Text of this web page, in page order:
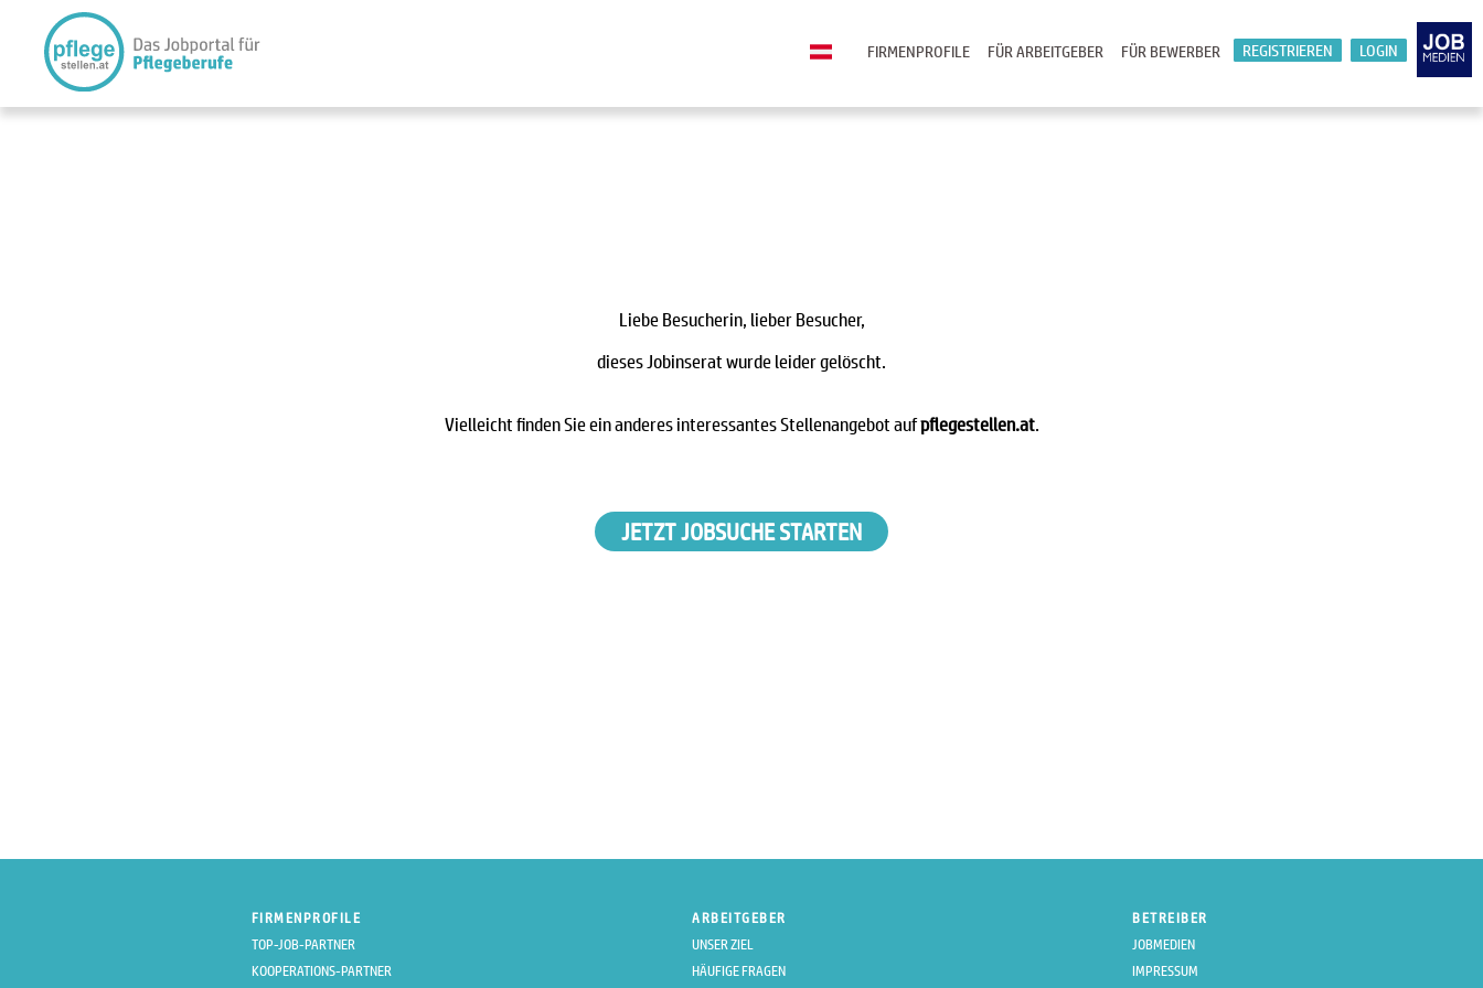
LOGIN
REGISTRIEREN
FÜR BEWERBER
FÜR ARBEITGEBER
FIRMENPROFILE
Liebe Besucherin, lieber Besucher,
dieses Jobinserat wurde leider gelöscht.
Vielleicht finden Sie ein anderes interessantes Stellenangebot aufpflegestellen.at.
JETZT JOBSUCHE STARTEN
FIRMENPROFILE
TOP-JOB-PARTNER
KOOPERATIONS-PARTNER
ARBEITGEBER
UNSER ZIEL
HÄUFIGE FRAGEN
BETREIBER
JOBMEDIEN
IMPRESSUM